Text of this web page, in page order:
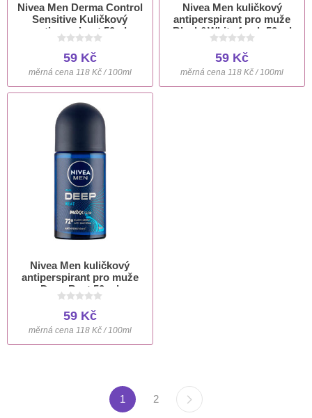
Nivea Men Derma Control
Sensitive Kuličkový
antiperspirant 50ml
59 Kč
měrná cena 118 Kč / 100ml
Nivea Men kuličkový
antiperspirant pro muže
Black&White fresh 50 ml
59 Kč
měrná cena 118 Kč / 100ml
Nivea Men kuličkový
antiperspirant pro muže
Deep Beat 50 ml
59 Kč
měrná cena 118 Kč / 100ml
1 2